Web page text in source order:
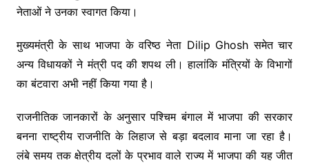
नेताओं ने उनका स्वागत किया।
मुख्यमंत्री के साथ भाजपा के वरिष्ठ नेता Dilip Ghosh समेत चार
अन्य विधायकों ने मंत्री पद की शपथ ली। हालांकि मंत्रियों के विभागों
का बंटवारा अभी नहीं किया गया है।
राजनीतिक जानकारों के अनुसार पश्चिम बंगाल में भाजपा की सरकार
बनना राष्ट्रीय राजनीति के लिहाज से बड़ा बदलाव माना जा रहा है।
लंबे समय तक क्षेत्रीय दलों के प्रभाव वाले राज्य में भाजपा की यह जीत